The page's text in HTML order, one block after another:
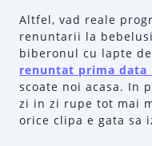
Altfel, vad reale
renuntarii la
biberonul cu lapte
renuntat prima data
scoate noi acasa. In
zi in zi rupe tot mai
orice clipa e gata sa